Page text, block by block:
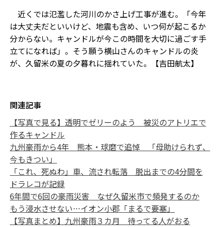
近くでは氾濫した河川のかさ上げ工事が進む。「今年
は大丈夫だといいけど、地震も含め、いつ何が起こるか
分からない。キャンドルが今この時間を大切に過ごす手
立てになれば」。そう願う横山さんのキャンドルの炎
が、久留米の夏の夕暮れに揺れていた。【吉田航太】
関連記事
【写真で見る】透明でゼリーのよう 被災のアトリエで
作るキャンドル
九州豪雨から4年 熊本・球磨で追悼 「母助けられず、
今もきつい」
「これ、死ぬわ」車、流され転落 脱出までの4分間を
ドラレコが記録
6年間で6回の豪雨災害 なぜ久留米市で頻発するのか
もう浸水させない…イオン小郡「まるで要塞」
【写真まとめ】九州豪雨３カ月 待ってる人がおる